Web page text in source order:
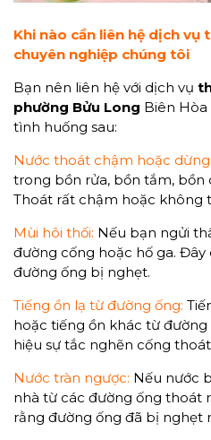
Khi nào cần liên hệ dịch vụ
chuyên nghiệp chúng tôi
Bạn nên liên hệ với dịch vụ
phường Bửu Long Biên
tình huống sau:
Nước thoát chậm hoặc
trong bồn rửa, bồn tắm, bồn
Thoát rất chậm hoặc không
Mùi hôi thối: Nếu bạn ngửi
đường cống hoặc hố ga. Đây
đường ống bị nghẹt.
Tiếng ồn lạ từ đường ống:
hoặc tiếng ồn khác từ
hiệu sự tắc nghẽn cống
Nước tràn ngược: Nếu nước
nhà từ các đường ống thoát
rằng đường ống đã bị nghẹt